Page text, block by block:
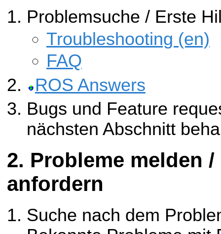
Problemsuche / Erste
Troubleshooting (en)
FAQ
ROS Answers
Bugs und Feature
nächsten Abschnitt
Probleme melden /
anfordern
Suche nach dem